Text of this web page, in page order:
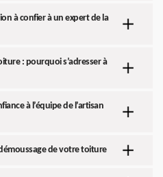
à confier à un expert de la
: pourquoi s’adresser à
à l’équipe de l’artisan
de votre toiture